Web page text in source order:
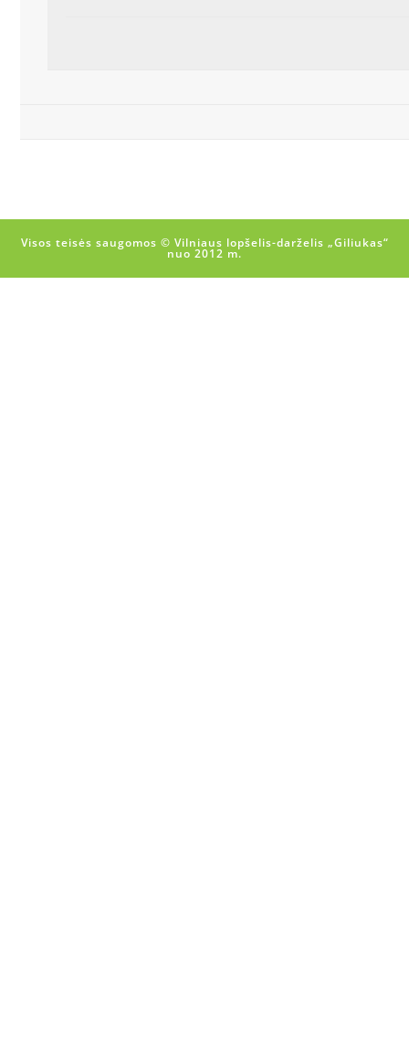
Visos teisės saugomos © Vilniaus lopšelis-darželis „Giliukas“
nuo 2012 m.